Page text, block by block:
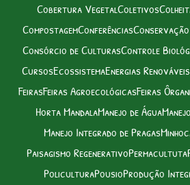
Cobertura VegetalColetivos
CompostagemConferências
Consórcio de CulturasControle
CursosEcossistemaEnergias Renováveis
FeirasFeiras AgroecológicasFeiras
Horta MandalaManejo de Água
Manejo Integrado de Pragas
Paisagismo RegenerativoPermacultuta
PoliculturaPousioProdução